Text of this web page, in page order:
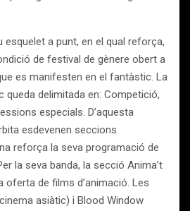
esquelet a punt, en el qual reforça,
de festival de gènere obert a
es manifesten en el fantàstic. La
queda delimitada en: Competició,
especials. D’aquesta
esdevenen seccions
reforça la seva programació de
la seva banda, la secció Anima’t
de films d’animació. Les
asiàtic) i Blood Window